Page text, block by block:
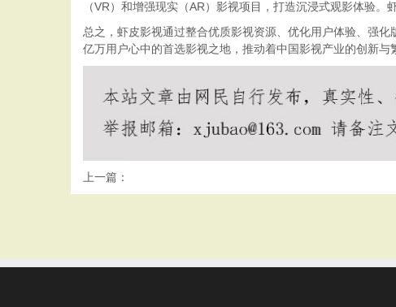
（VR）和增强现实（AR）影视项目，打造沉浸式观影体验
总之，虾皮影视通过整合优质影视资源、优化用户体验、强
亿万用户心中的首选影视之地，推动着中国影视产业的创新与
上一篇：